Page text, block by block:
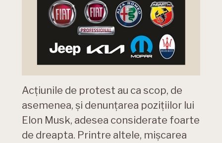
Acțiunile de protest au ca scop, de
asemenea, și denunțarea pozițiilor lui
Elon Musk, adesea considerate foarte
de dreapta. Printre altele, mișcarea